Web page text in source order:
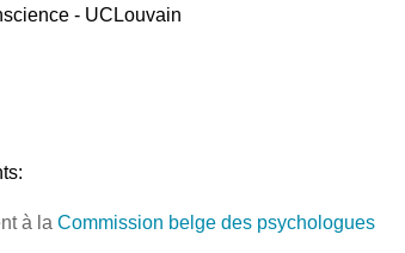
- UCLouvain
à la Commission belge des psychologues